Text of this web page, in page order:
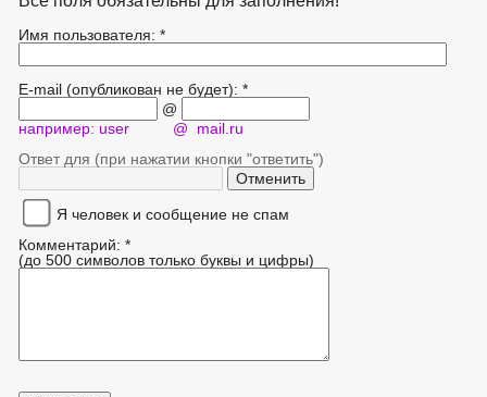
Имя пользователя: *
E-mail (опубликован не будет): *
@
например: user @ mail.ru
Ответ для (при нажатии кнопки "ответить")
Я человек и сообщение не спам
Комментарий: *
(до 500 символов только буквы и цифры)